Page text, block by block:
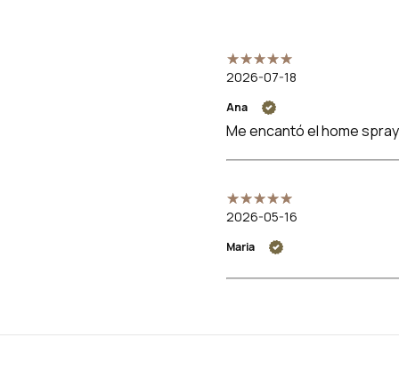
2026-07-18
Ana
Me encantó el home
2026-05-16
Maria